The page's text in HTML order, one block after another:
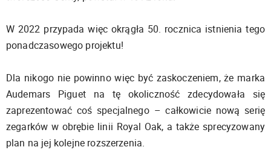
W 2022 przypada więc okrągła 50. rocznica istnienia tego
ponadczasowego projektu!
Dla nikogo nie powinno więc być zaskoczeniem, że marka
Audemars Piguet na tę okoliczność zdecydowała się
zaprezentować coś specjalnego – całkowicie nową serię
zegarków w obrębie linii Royal Oak, a także sprecyzowany
plan na jej kolejne rozszerzenia.